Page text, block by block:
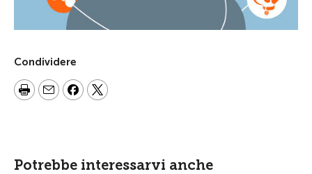
Condividere
Potrebbe interessarvi anche